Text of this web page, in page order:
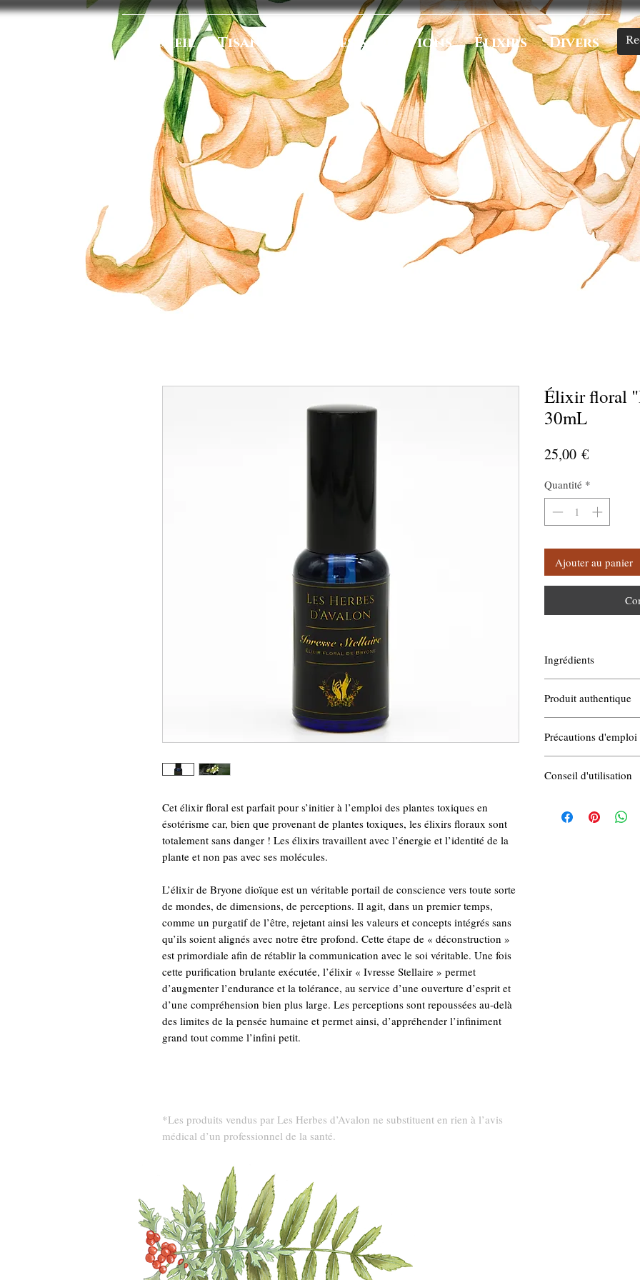
Accueil Tisanes Baumes & Onctions Élixirs Divers
Cet élixir floral est parfait pour s’initier à l’emploi des plantes toxiques en
ésotérisme car, bien que provenant de plantes toxiques, les élixirs floraux sont
totalement sans danger ! Les élixirs travaillent avec l’énergie et l’identité de la
plante et non pas avec ses molécules.
L’élixir de Bryone dioïque est un véritable portail de conscience vers toute sorte
de mondes, de dimensions, de perceptions. Il agit, dans un premier temps,
comme un purgatif de l’être, rejetant ainsi les valeurs et concepts intégrés sans
qu’ils soient alignés avec notre être profond. Cette étape de « déconstruction »
est primordiale afin de rétablir la communication avec le soi véritable. Une fois
cette purification brulante exécutée, l’élixir « Ivresse Stellaire » permet
d’augmenter l’endurance et la tolérance, au service d’une ouverture d’esprit et
d’une compréhension bien plus large. Les perceptions sont repoussées au-delà
des limites de la pensée humaine et permet ainsi, d’appréhender l’infiniment
grand tout comme l’infini petit.
*Les produits vendus par Les Herbes d’Avalon ne substituent en rien à l’avis
médical d’un professionnel de la santé.
Élixir floral
30mL
25,00 €Prix
Quantité *
Ajouter au panier
Ingrédients
Produit authentique
Précautions d'emploi
muqueuses ou les plaies.
spirituel.
Conseil d'utilisation
prise équivaut à trois